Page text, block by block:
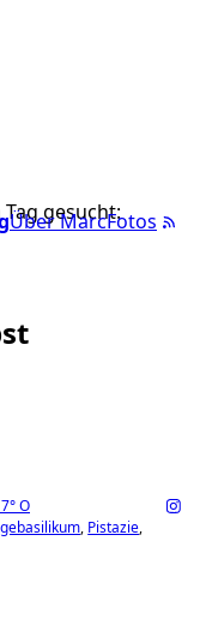
Über MarcFotos
gesucht:
7°O
Pistazie